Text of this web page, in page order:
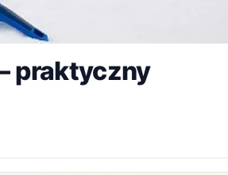
praktyczny